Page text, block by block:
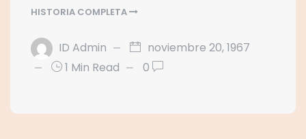
HISTORIA COMPLETA
ID Admin
noviembre 20, 1967
1 Min Read
0